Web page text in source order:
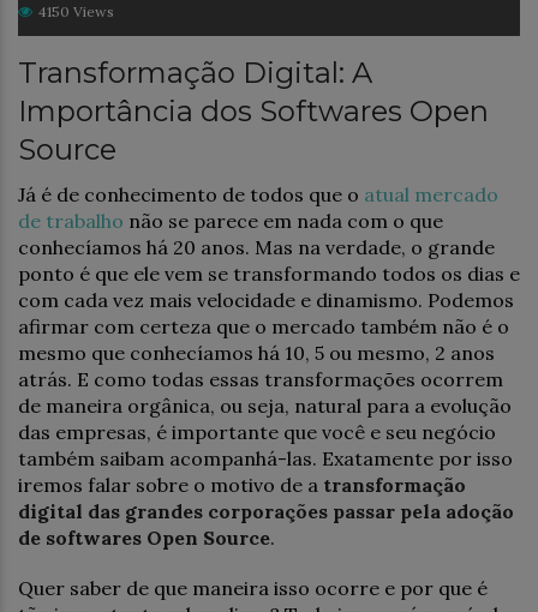
4150 Views
Transformação Digital: A
Importância dos Softwares Open
Source
Já é de conhecimento de todos que o atual mercado
de trabalho não se parece em nada com o que
conhecíamos há 20 anos. Mas na verdade, o grande
ponto é que ele vem se transformando todos os dias e
com cada vez mais velocidade e dinamismo. Podemos
afirmar com certeza que o mercado também não é o
mesmo que conhecíamos há 10, 5 ou mesmo, 2 anos
atrás. E como todas essas transformações ocorrem
de maneira orgânica, ou seja, natural para a evolução
das empresas, é importante que você e seu negócio
também saibam acompanhá-las. Exatamente por isso
iremos falar sobre o motivo de a transformação
digital das grandes corporações passar pela adoção
de softwares Open Source.
Quer saber de que maneira isso ocorre e por que é